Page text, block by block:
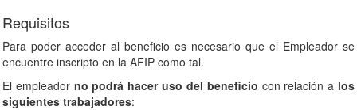
Requisitos
Para poder acceder al beneficio es necesario que el Empleador se
encuentre inscripto en la AFIP como tal.
El empleador no podrá hacer uso del beneficio con relación a los
siguientes trabajadores: